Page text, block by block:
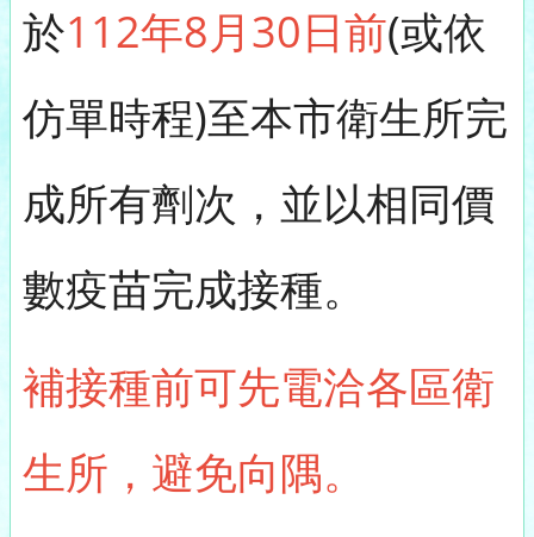
於112年8月30日前(或依
仿單時程)至本市衛生所完
成所有劑次，並以相同價
數疫苗完成接種。
補接種前可先電洽各區衛
生所，避免向隅。